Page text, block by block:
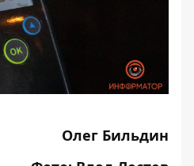
Олег Бильдин